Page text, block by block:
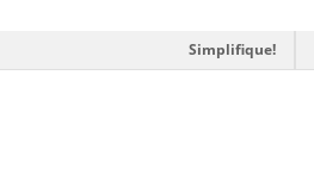
Simplifique!